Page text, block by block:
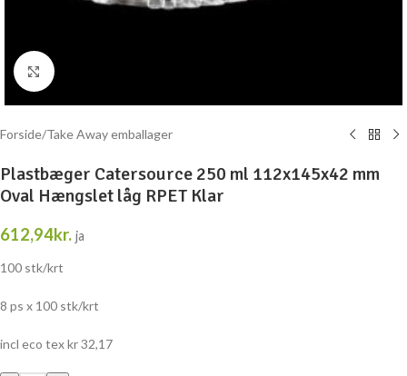
Klik for at forstørre
Forside/Take Away emballager
Plastbæger Catersource 250 ml 112x145x42 mm
Oval Hængslet låg RPET Klar
612,94kr. ja
100 stk/krt
8 ps x 100 stk/krt
incl eco tex kr 32,17